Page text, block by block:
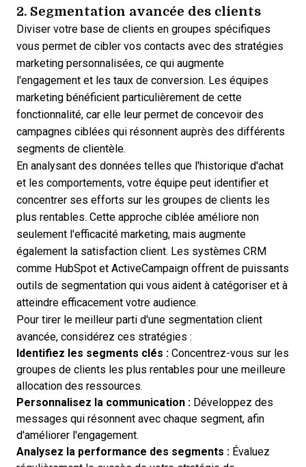
2. Segmentation avancée des clients
Diviser votre base de clients en groupes spécifiques
vous permet de cibler vos contacts avec des stratégies
marketing personnalisées, ce qui augmente
l'engagement et les taux de conversion. Les équipes
marketing bénéficient particulièrement de cette
fonctionnalité, car elle leur permet de concevoir des
campagnes ciblées qui résonnent auprès des différents
segments de clientèle.
En analysant des données telles que l'historique d'achat
et les comportements, votre équipe peut identifier et
concentrer ses efforts sur les groupes de clients les
plus rentables. Cette approche ciblée améliore non
seulement l'efficacité marketing, mais augmente
également la satisfaction client. Les systèmes CRM
comme HubSpot et ActiveCampaign offrent de puissants
outils de segmentation qui vous aident à catégoriser et à
atteindre efficacement votre audience.
Pour tirer le meilleur parti d'une segmentation client
avancée, considérez ces stratégies :
Identifiez les segments clés : Concentrez-vous sur les
groupes de clients les plus rentables pour une meilleure
allocation des ressources.
Personnalisez la communication : Développez des
messages qui résonnent avec chaque segment, afin
d'améliorer l'engagement.
Analysez la performance des segments : Évaluez